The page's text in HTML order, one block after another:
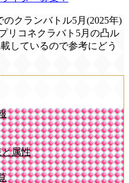
クランバトル5月(2025年)
リコネクラバト5月の凸ル
しているので参考にどう
属性